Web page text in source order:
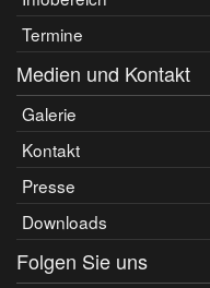
Termine
Medien und Kontakt
Galerie
Kontakt
Presse
Downloads
Folgen Sie uns